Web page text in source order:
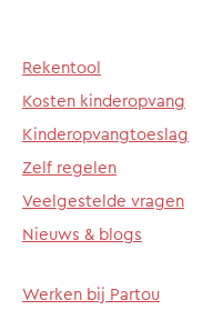
Rekentool
Kosten kinderopvang
Kinderopvangtoeslag
Zelf regelen
Veelgestelde vragen
Nieuws & blogs
Werken bij Partou